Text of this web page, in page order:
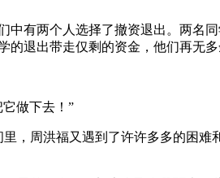
有两个人选择了撤资退出。两名
退出带走仅剩的资金，他们再无多
做下去！”
周洪福又遇到了许许多多的困难